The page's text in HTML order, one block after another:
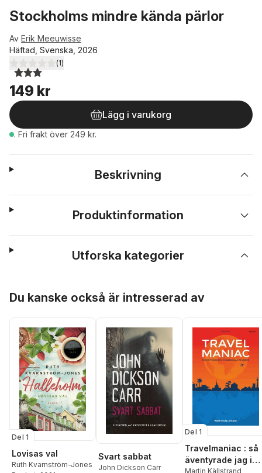
Stockholms mindre kända pärlor
Av Erik Meeuwisse
Häftad, Svenska, 2026
3,0utav 5 stjärnor. Totalt antal röster:
(1)
149 kr
Lägg i varukorg
. Fri frakt över 249 kr.
Beskrivning
Produktinformation
Utforska kategorier
Du kanske också är intresserad av
Del 1
Lovisas val
Ruth Kvarnström-Jones
Svart sabbat
John Dickson Carr
Del 1
Travelmaniac : så
äventyrade jag i
Martin Källstrand